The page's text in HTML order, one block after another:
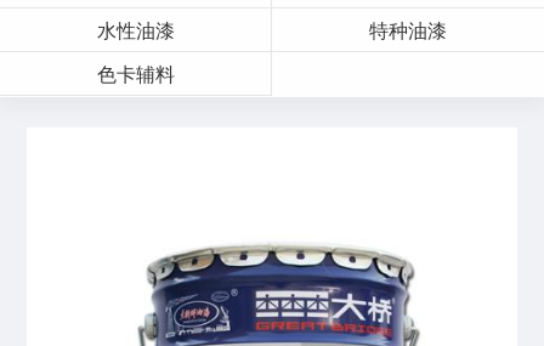
水性油漆
特种油漆
色卡辅料